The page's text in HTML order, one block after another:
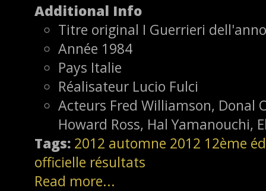
Additional Info
Titre original I Guerrieri
Année 1984
Pays Italie
Réalisateur Lucio Fulci
Acteurs Fred Williamson, Donal
Howard Ross, Hal Yamanouchi,
Tags: 2012 automne 2012 12ème
officielle résultats
Read more...